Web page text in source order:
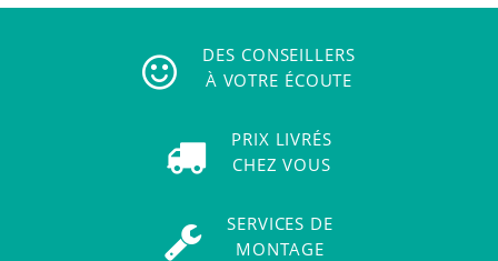
DES CONSEILLERS
À VOTRE ÉCOUTE
PRIX LIVRÉS
CHEZ VOUS
SERVICES DE
MONTAGE